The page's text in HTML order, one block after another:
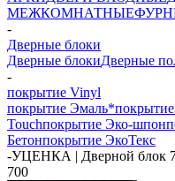
МЕЖКОМНАТНЫЕ
-
Дверные блоки
Дверные блокиДверные
-
покрытие Vinyl
покрытие Эмаль*
Touchпокрытие Эко-шпон
Бетонпокрытие ЭкоТекс
-УЦЕНКА | Дверной блок
700